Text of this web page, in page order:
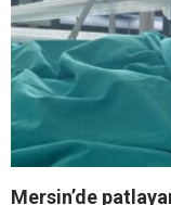
Mersin’de